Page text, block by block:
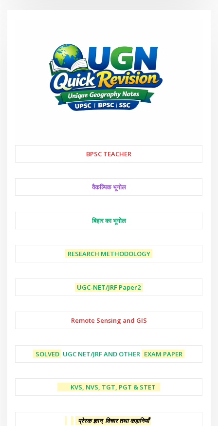
BPSC TEACHER
वैकल्पिक भूगोल
बिहार का भूगोल
RESEARCH METHODOLOGY
UGC-NET/JRF Paper2
Remote Sensing and GIS
SOLVED UGC NET/JRF AND OTHER EXAM PAPER
KVS, NVS, TGT, PGT & STET
प्रेरक ज्ञान, विचार तथा कहानियाँ